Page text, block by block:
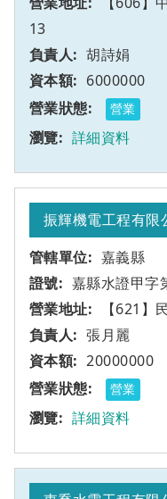
13
胡詩娟
6000000
營業
詳細資料
振輝機電工程有限
嘉義縣
嘉縣水證甲字
【621】
張月麗
20000000
營業
詳細資料